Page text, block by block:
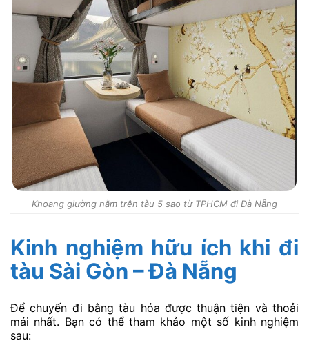
Khoang giường nằm trên tàu 5 sao từ TPHCM đi Đà Nẵng
Kinh nghiệm hữu ích khi đi
tàu Sài Gòn – Đà Nẵng
Để chuyến đi bằng tàu hỏa được thuận tiện và thoải
mái nhất. Bạn có thể tham khảo một số kinh nghiệm
sau: